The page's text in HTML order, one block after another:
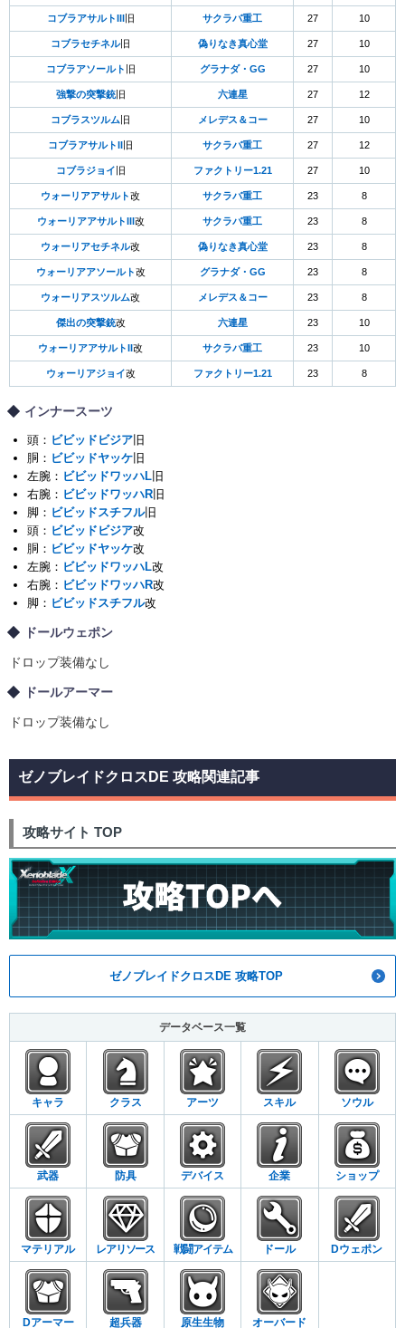
コブラアサルトIII 旧 サクラバ重工 27 10
コブラセチネル旧 偽りなき真心堂 27 10
コブラアソールト 旧 グラナダ・GG 27 10
強撃の突撃銃旧 六連星 27 12
コブラスツルム 旧 メレデス＆コー 27 10
コブラアサルトII 旧 サクラバ重工 27 12
コブラジョイ 旧 ファクトリー1.21 27 10
ウォーリアアサルト改 サクラバ重工 23 8
ウォーリアアサルトIII 改 サクラバ重工 23 8
ウォーリアセチネル改 偽りなき真心堂 23 8
ウォーリアアソールト改 グラナダ・GG 23 8
ウォーリアスツルム改 メレデス＆コー 23 8
傑出の突撃銃改 六連星 23 10
ウォーリアアサルトII 改 サクラバ重工 23 10
ウォーリアジョイ改 ファクトリー1.21 23 8
インナースーツ
頭： ビビッドビジア 旧
胴： ビビッドヤッケ 旧
左腕： ビビッドワッハL 旧
右腕： ビビッドワッハR 旧
脚： ビビッドスチフル旧
頭： ビビッドビジア改
胴： ビビッドヤッケ改
左腕： ビビッドワッハL改
右腕： ビビッドワッハR改
脚： ビビッドスチフル改
ドールウェポン
ドロップ装備なし
ドールアーマー
ドロップ装備なし
ゼノブレイドクロスDE 攻略関連記事
攻略サイト TOP
ゼノブレイドクロスDE 攻略TOP
データベース一覧
キャラ クラス アーツ スキル ソウル
武器 防具 デバイス 企業 ショップ
マテリアル レアリソース 戦闘アイテム ドール Dウェポン
Dアーマー 超兵器 原生生物 オーバード